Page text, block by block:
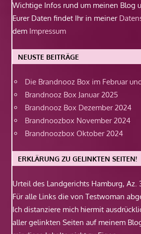
Wichtige Infos rund um meinen Blog
Eurer Daten findet Ihr in meiner
dem Impressum
NEUSTE BEITRÄGE
Die Brandnooz Box im Februar
Brandnooz Box Januar 2025
Brandnooz Box Dezember 2024
Brandnoozbox November 2024
Brandnoozbox Oktober 2024
ERKLÄRUNG ZU GELINKTEN SEITEN!
Urteil des Landgerichts Hamburg, Az.
Für alle Links die von Testwoman
Ich distanziere mich hiermit
aller gelinkten Seiten auf meinem